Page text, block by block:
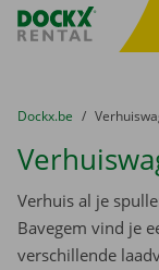
Fratello DEMO
U bevindt zich hier:
van
Dockx.be naar
Verhuis al je
Bavegem vind je
verschillende